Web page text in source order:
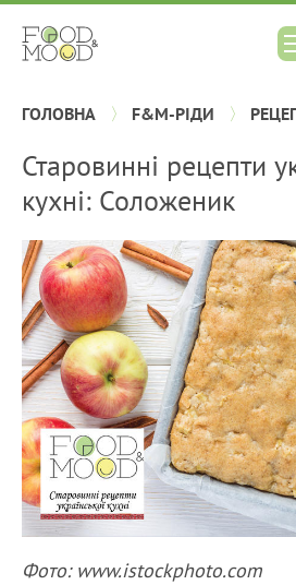
ГОЛОВНА F&M-РІДИ
Старовинні рецепти
кухні: Соложеник
Фото: www.istockphoto.com